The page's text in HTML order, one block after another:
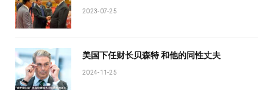
2023-07-25
美国下任财长贝森特 和他的同性丈夫
2024-11-25